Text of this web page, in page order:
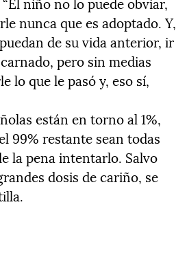
nunca que es adoptado. Y,
de su vida anterior, ir
pero sin medias
lo que le pasó y, eso sí,
están en torno al 1%,
99% restante sean todas
la pena intentarlo. Salvo
dosis de cariño, se